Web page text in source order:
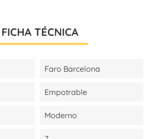
FICHA TÉCNICA
Faro Barcelona
Empotrable
Moderno